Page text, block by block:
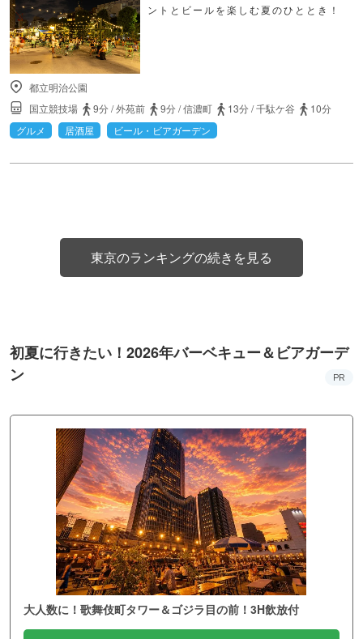
ントとビールを楽しむ夏のひととき！
都立明治公園
国立競技場
9分/外苑前 9分/信濃町 13分/千駄ケ谷
10分
グルメ
居酒屋 ビール・ビアガーデン
東京のランキングの続きを見る
初夏に行きたい！2026年バーベキュー＆ビアガーデ
ン
PR
大人数に！歌舞伎町タワー＆ゴジラ目の前！3H飲放付